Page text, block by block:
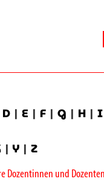
D |E |F |G | H |I
|Y |Z
Dozentinnen und